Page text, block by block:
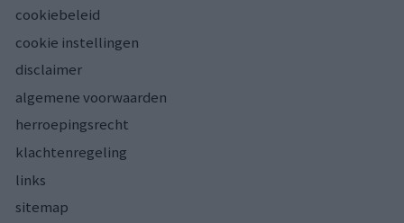
cookiebeleid
cookie instellingen
disclaimer
algemene voorwaarden
herroepingsrecht
klachtenregeling
links
sitemap